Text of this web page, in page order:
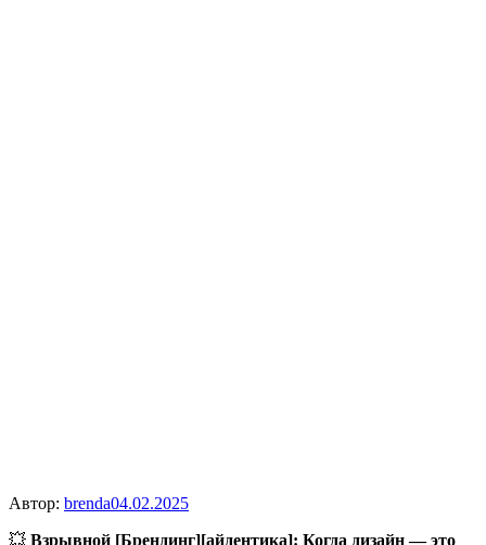
Автор: brenda04.02.2025
💥 Взрывной [Брендинг][айдентика]: Когда дизайн — это